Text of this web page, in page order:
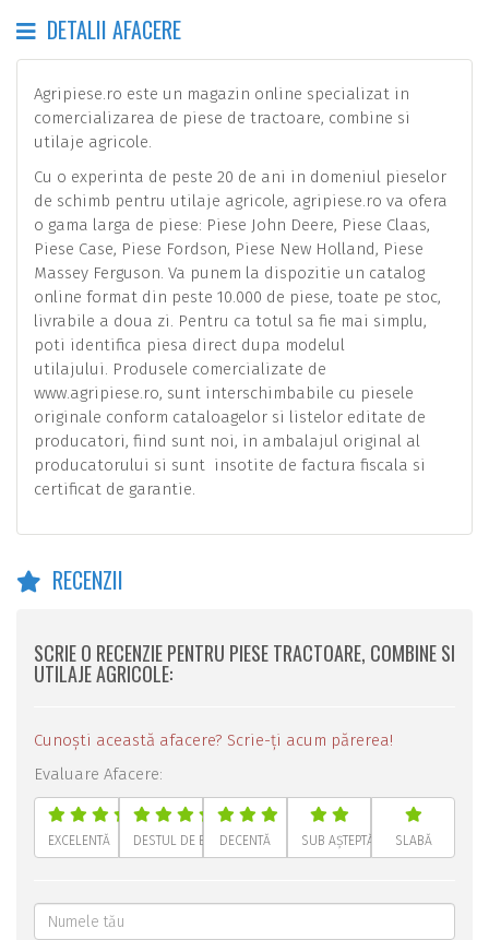
DETALII AFACERE
Agripiese.ro este un magazin online specializat in
comercializarea de piese de tractoare, combine si
utilaje agricole.
Cu o experinta de peste 20 de ani in domeniul pieselor
de schimb pentru utilaje agricole, agripiese.ro va ofera
o gama larga de piese: Piese John Deere, Piese Claas,
Piese Case, Piese Fordson, Piese New Holland, Piese
Massey Ferguson. Va punem la dispozitie un catalog
online format din peste 10.000 de piese, toate pe stoc,
livrabile a doua zi. Pentru ca totul sa fie mai simplu,
poti identifica piesa direct dupa modelul
utilajului. Produsele comercializate de
www.agripiese.ro, sunt interschimbabile cu piesele
originale conform cataloagelor si listelor editate de
producatori, fiind sunt noi, in ambalajul original al
producatorului si sunt insotite de factura fiscala si
certificat de garantie.
RECENZII
SCRIE O RECENZIE PENTRU PIESE TRACTOARE, COMBINE SI
UTILAJE AGRICOLE:
Cunoști această afacere? Scrie-ți acum părerea!
Evaluare Afacere:
EXCELENTĂ DESTUL DE BUNĂDECENTĂ SUB AȘTEPTĂRI SLABĂ